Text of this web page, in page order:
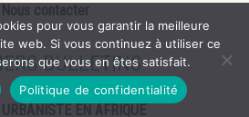
Nous contacter
BULLETINS
EN AFRIQUE
pour vous garantir la meilleure
web. Si vous continuez à utiliser ce
que vous en êtes satisfait.
Politique de confidentialité